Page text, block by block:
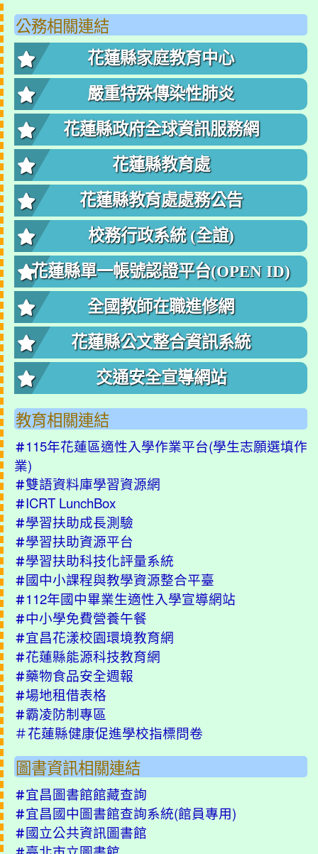
公務相關連結
花蓮縣家庭教育中心
嚴重特殊傳染性肺炎
花蓮縣政府全球資訊服務網
花蓮縣教育處
花蓮縣教育處處務公告
校務行政系統 (全誼)
花蓮縣單一帳號認證平台(OPEN ID)
全國教師在職進修網
花蓮縣公文整合資訊系統
交通安全宣導網站
教育相關連結
＃115年花蓮區適性入學作業平台(學生志願選填作
業)
＃雙語資料庫學習資源網
＃ICRT LunchBox
＃學習扶助成長測驗
＃學習扶助資源平台
＃學習扶助科技化評量系統
＃國中小課程與教學資源整合平臺
＃112年國中畢業生適性入學宣導網站
＃中小學免費營養午餐
＃宜昌花漾校園環境教育網
＃花蓮縣能源科技教育網
＃藥物食品安全週報
＃場地租借表格
＃霸凌防制專區
＃花蓮縣健康促進學校指標問卷
圖書資訊相關連結
＃宜昌圖書館館藏查詢
＃宜昌國中圖書館查詢系統(館員專用)
＃國立公共資訊圖書館